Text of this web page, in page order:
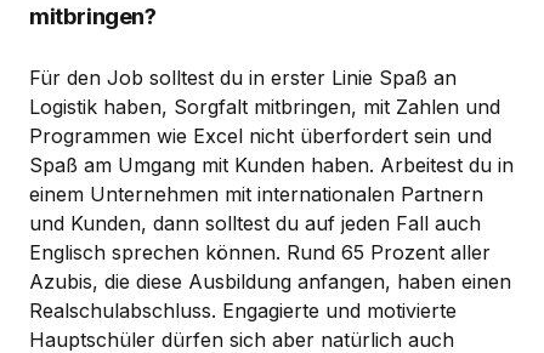
mitbringen?
Für den Job solltest du in erster Linie Spaß an
Logistik haben, Sorgfalt mitbringen, mit Zahlen und
Programmen wie Excel nicht überfordert sein und
Spaß am Umgang mit Kunden haben. Arbeitest du in
einem Unternehmen mit internationalen Partnern
und Kunden, dann solltest du auf jeden Fall auch
Englisch sprechen können. Rund 65 Prozent aller
Azubis, die diese Ausbildung anfangen, haben einen
Realschulabschluss. Engagierte und motivierte
Hauptschüler dürfen sich aber natürlich auch